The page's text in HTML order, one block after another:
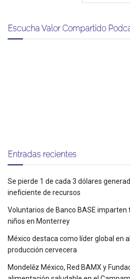
Escucha Valor Compartido
Entradas recientes
Se pierde 1 de cada 3 dólares
ineficiente de recursos
Voluntarios de Banco BASE
niños en Monterrey
México destaca como líder global en
producción cervecera
Mondelēz México, Red BAMX y